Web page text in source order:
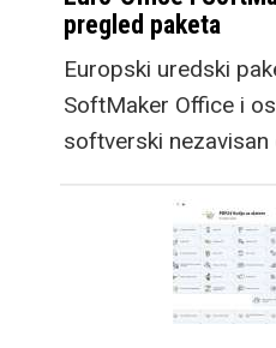
pregled paketa
Europski uredski
SoftMaker Office i
softverski